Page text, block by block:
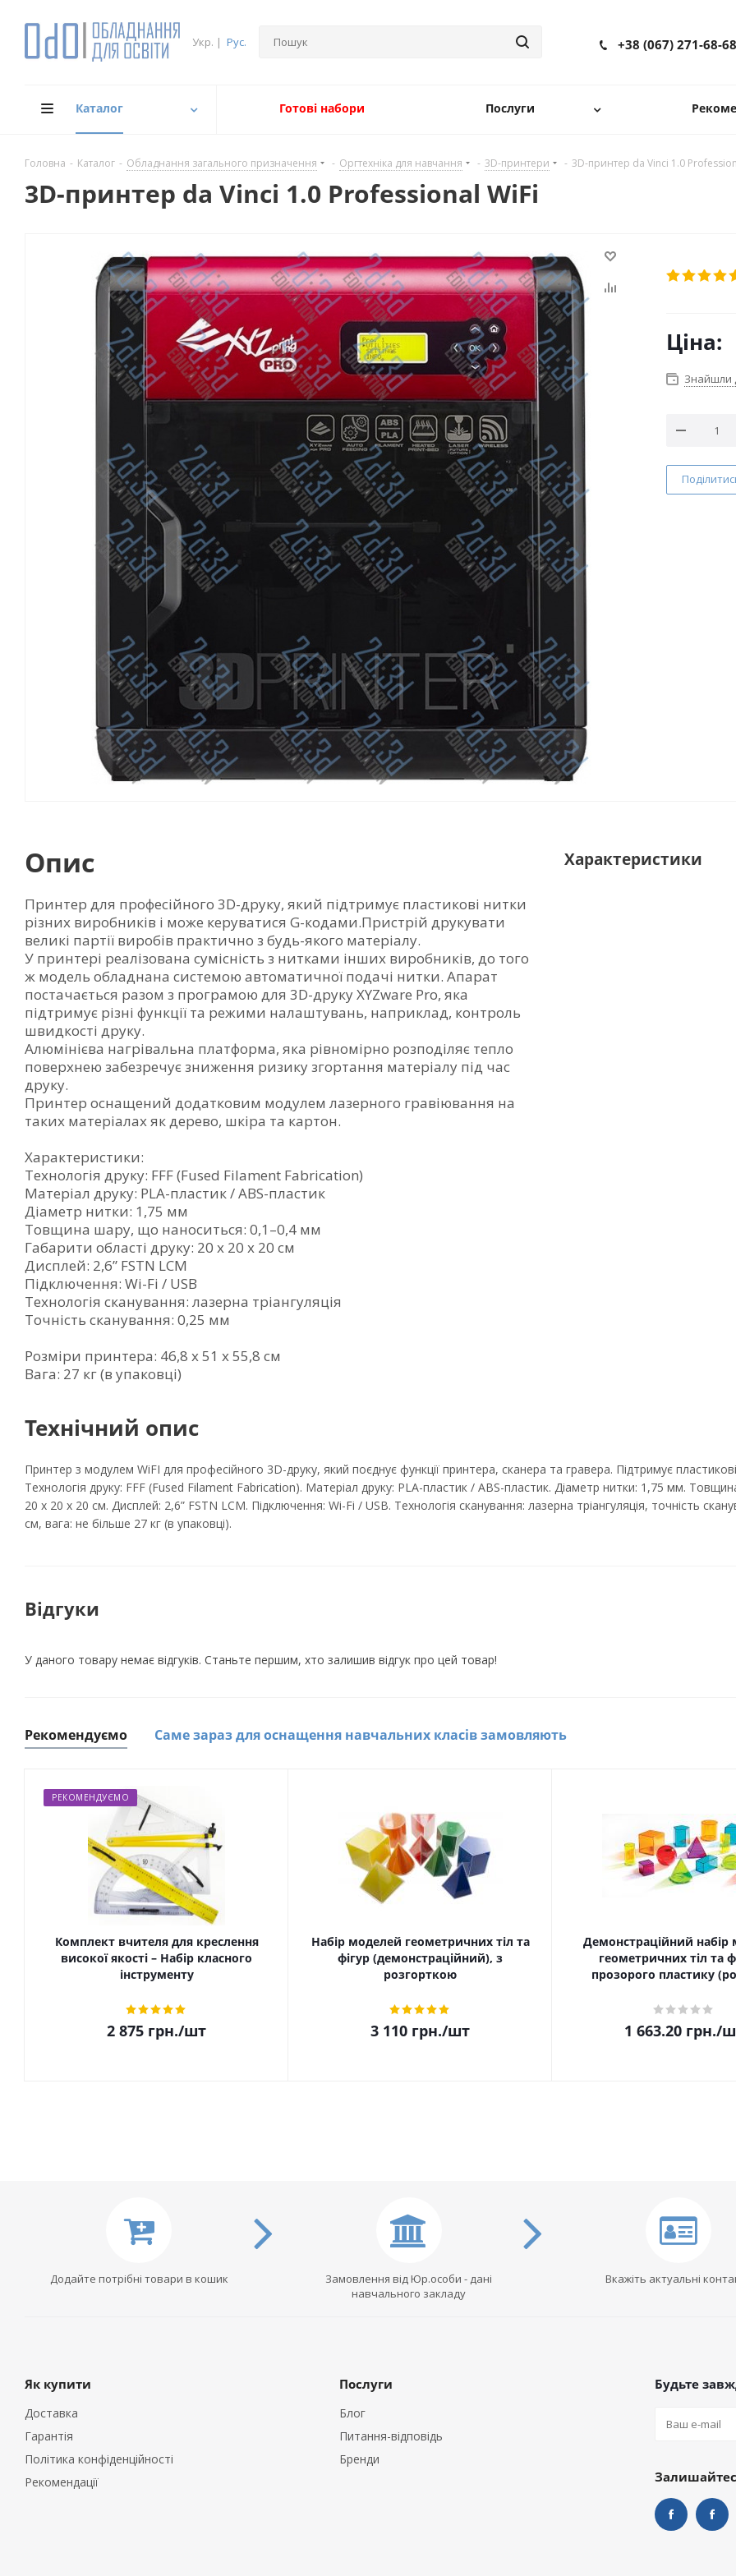
Укр. | Рус. +38 (067) 271-68-68
Каталог Готові набори Послуги
Головна - Каталог - Обладнання загального призначення - Оргтехніка для навчання - 3D-принтери - 3D-принтер da Vinci 1.0
3D-принтер da Vinci 1.0 Professional WiFi
Ціна:
Знайшли
Опис
Принтер для професійного 3D-друку, який підтримує пластикові нитки
різних виробників і може керуватися G-кодами.Пристрій друкувати
великі партії виробів практично з будь-якого матеріалу.
У принтері реалізована сумісність з нитками інших виробників, до того
ж модель обладнана системою автоматичної подачі нитки. Апарат
постачається разом з програмою для 3D-друку XYZware Pro, яка
підтримує різні функції та режими налаштувань, наприклад, контроль
швидкості друку.
Алюмінієва нагрівальна платформа, яка рівномірно розподіляє тепло
поверхнею забезречує зниження ризику згортання матеріалу під час
друку.
Принтер оснащений додатковим модулем лазерного гравіювання на
таких матеріалах як дерево, шкіра та картон.
Характеристики:
Технологія друку: FFF (Fused Filament Fabrication)
Матеріал друку: PLA-пластик / ABS-пластик
Діаметр нитки: 1,75 мм
Товщина шару, що наноситься: 0,1–0,4 мм
Габарити області друку: 20 х 20 х 20 см
Дисплей: 2,6” FSTN LCM
Підключення: Wi-Fi / USB
Технологія сканування: лазерна тріангуляція
Точність сканування: 0,25 мм
Розміри принтера: 46,8 x 51 x 55,8 см
Вага: 27 кг (в упаковці)
Характеристики
Технічний опис
Принтер з модулем WiFI для професійного 3D-друку, який поєднує функції принтера, сканера та гравера. Підтримує
Технологія друку: FFF (Fused Filament Fabrication). Матеріал друку: PLA-пластик / ABS-пластик. Діаметр нитки: 1,75 мм.
20 х 20 х 20 см. Дисплей: 2,6” FSTN LCM. Підключення: Wi-Fi / USB. Технологія сканування: лазерна тріангуляція, точність
см, вага: не більше 27 кг (в упаковці).
Відгуки
У даного товару немає відгуків. Станьте першим, хто залишив відгук про цей товар!
Рекомендуємо Саме зараз для оснащення навчальних класів замовляють
РЕКОМЕНДУЄМО
Комплект вчителя для креслення
високої якості – Набір класного
інструменту
2 875 грн./шт
Набір моделей геометричних тіл та
фігур (демонстраційний), з
розгорткою
3 110 грн./шт
Демонстраційний набір
геометричних тіл та
прозорого пластику
1 663.20грн./
Додайте потрібні товари в кошик
Замовлення від Юр.особи - дані
навчального закладу
Вкажіть актуальні
Як купити
Доставка
Гарантія
Політика конфіденційності
Рекомендації
Послуги
Блог
Питання-відповідь
Бренди
Будьте